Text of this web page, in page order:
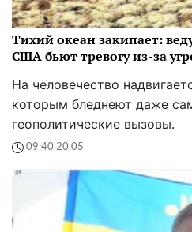
Тихий океан закипает:
США бьют тревогу из-за
На человечество
которым бледнеют даже
геополитические вызовы.
09:40 20.05